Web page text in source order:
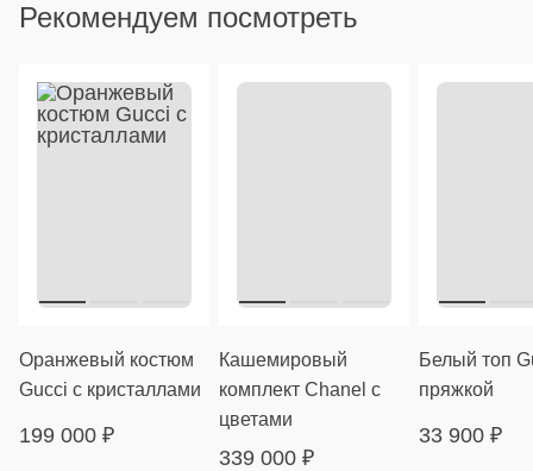
Рекомендуем посмотреть
Оранжевый костюм
Gucci с кристаллами
199 000 ₽
Кашемировый
комплект Chanel с
цветами
339 000 ₽
Белый топ
пряжкой
33 900 ₽